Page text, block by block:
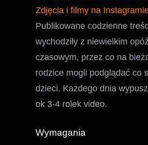
Zdjęcia i filmy na
Publikowane codzienne
wychodziły z niewielkim
czasowym, przez co na
rodzice mogli podglądać co
dzieci. Każdego dnia
ok 3-4 rolek video.
Wymagania